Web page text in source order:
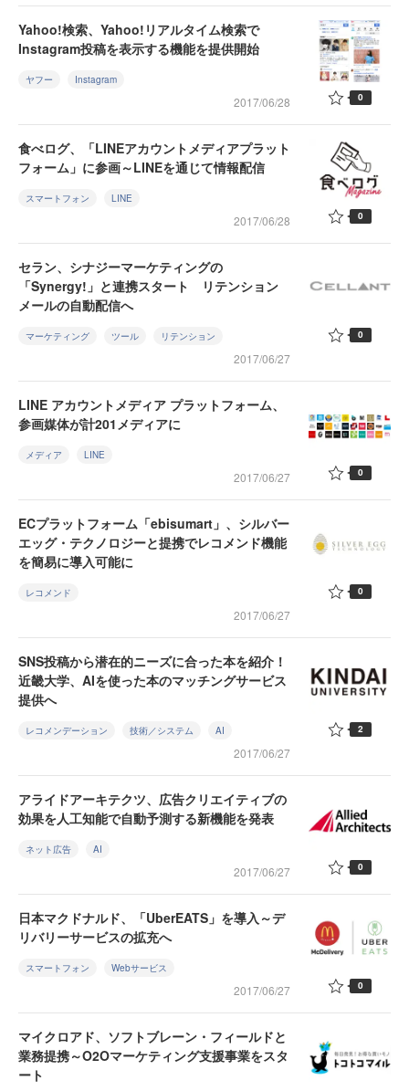
Yahoo!検索、Yahoo!リアルタイム検索で
Instagram投稿を表示する機能を提供開始
ヤフー Instagram
2017/06/28 0
食べログ、「LINEアカウントメディアプラット
フォーム」に参画～LINEを通じて情報配信
スマートフォン LINE
2017/06/28 0
セラン、シナジーマーケティングの
「Synergy!」と連携スタート リテンション
メールの自動配信へ
マーケティング ツール リテンション
2017/06/27
0
LINE アカウントメディア プラットフォーム、
参画媒体が計201メディアに
メディア LINE
2017/06/27 0
ECプラットフォーム「ebisumart」、シルバー
エッグ・テクノロジーと提携でレコメンド機能
を簡易に導入可能に
レコメンド
2017/06/27
0
SNS投稿から潜在的ニーズに合った本を紹介！
近畿大学、AIを使った本のマッチングサービス
提供へ
レコメンデーション 技術／システム AI
2017/06/27
2
アライドアーキテクツ、広告クリエイティブの
効果を人工知能で自動予測する新機能を発表
ネット広告 AI
2017/06/27 0
日本マクドナルド、「UberEATS」を導入～デ
リバリーサービスの拡充へ
スマートフォン Webサービス
2017/06/27 0
マイクロアド、ソフトブレーン・フィールドと
業務提携～O2Oマーケティング支援事業をスタ
ート